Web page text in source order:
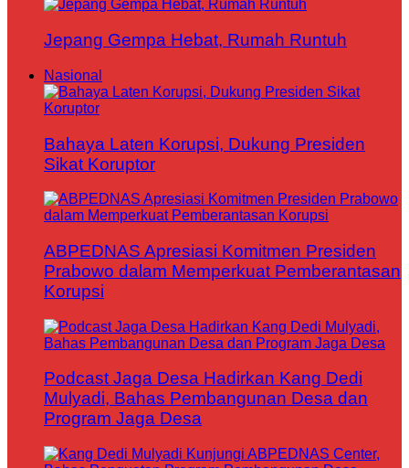
Jepang Gempa Hebat, Rumah Runtuh
Nasional
Bahaya Laten Korupsi, Dukung Presiden
Sikat Koruptor
ABPEDNAS Apresiasi Komitmen Presiden
Prabowo dalam Memperkuat Pemberantasan
Korupsi
Podcast Jaga Desa Hadirkan Kang Dedi
Mulyadi, Bahas Pembangunan Desa dan
Program Jaga Desa